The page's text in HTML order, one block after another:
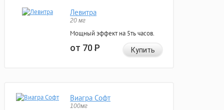
Левитра
20 мг
Мощный эффект на 5ть часов.
от 70Р Купить
Виагра Софт
100мг